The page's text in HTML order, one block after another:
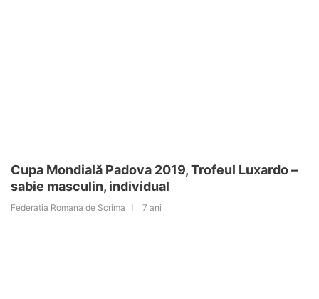
Cupa Mondială Padova 2019, Trofeul Luxardo –
sabie masculin, individual
Federatia Romana de Scrima 7 ani